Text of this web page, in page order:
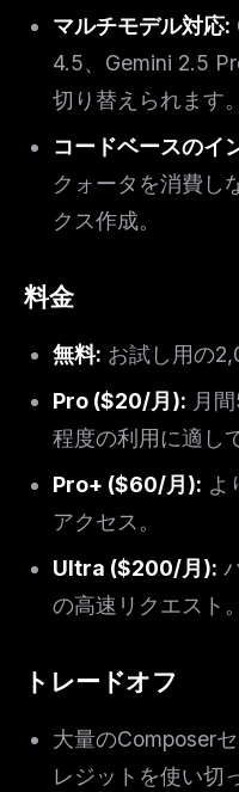
マルチモデル対応:
4.5、Gemini 2.5
切り替えられます。
コードベースのイ
クォータを消費し
クス作成。
料金
無料: お試し用の
Pro ($20/月): 月
程度の利用に適し
Pro+ ($60/月): よ
アクセス。
Ultra ($200/月):
の高速リクエスト。
トレードオフ
大量のComposer
レジットを使い切